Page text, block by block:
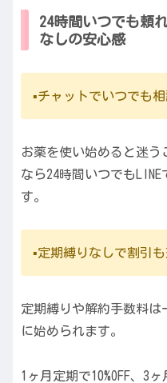
24時間いつでも頼
なしの安心感
▪️チャットでいつでも相
お薬を使い始めると迷う
なら24時間いつでも
す。
▪️定期縛りなしで割引
定期縛りや解約手数料は
に始められます。
1ヶ月定期で10%OFF、3